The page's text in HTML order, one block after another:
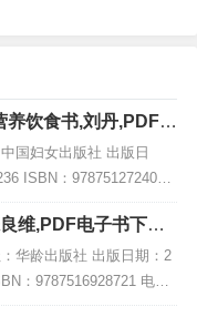
养饮食书,刘丹,PDF电
国妇女出版社 出版日
ISBN：9787512724037
扫描版PDF格式] 内容简
维,PDF电子书下载,
华龄出版社 出版日期：2
：9787516928721 电子
版PDF格式] 内容简介 本